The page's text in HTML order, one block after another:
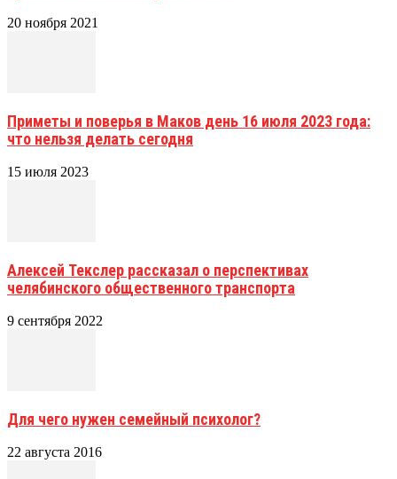
20 ноября 2021
Приметы и поверья в Маков день 16 июля 2023 года:
что нельзя делать сегодня
15 июля 2023
Алексей Текслер рассказал о перспективах
челябинского общественного транспорта
9 сентября 2022
Для чего нужен семейный психолог?
22 августа 2016